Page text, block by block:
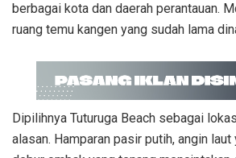
berbagai kota dan daerah perantauan.
ruang temu kangen yang sudah lama
Dipilihnya Tuturuga Beach sebagai
alasan. Hamparan pasir putih, angin laut